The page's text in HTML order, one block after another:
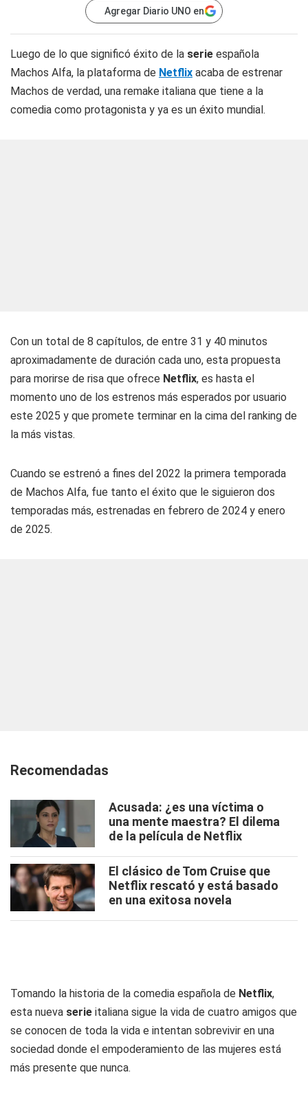
Agregar Diario UNO en
Luego de lo que significó éxito de la serie española
Machos Alfa, la plataforma de Netflix acaba de estrenar
Machos de verdad, una remake italiana que tiene a la
comedia como protagonista y ya es un éxito mundial.
Con un total de 8 capítulos, de entre 31 y 40 minutos
aproximadamente de duración cada uno, esta propuesta
para morirse de risa que ofrece Netflix, es hasta el
momento uno de los estrenos más esperados por usuario
este 2025 y que promete terminar en la cima del ranking de
la más vistas.
Cuando se estrenó a fines del 2022 la primera temporada
de Machos Alfa, fue tanto el éxito que le siguieron dos
temporadas más, estrenadas en febrero de 2024 y enero
de 2025.
Recomendadas
Acusada: ¿es una víctima o
una mente maestra? El dilema
de la película de Netflix
El clásico de Tom Cruise que
Netflix rescató y está basado
en una exitosa novela
Tomando la historia de la comedia española de Netflix,
esta nueva serie italiana sigue la vida de cuatro amigos que
se conocen de toda la vida e intentan sobrevivir en una
sociedad donde el empoderamiento de las mujeres está
más presente que nunca.